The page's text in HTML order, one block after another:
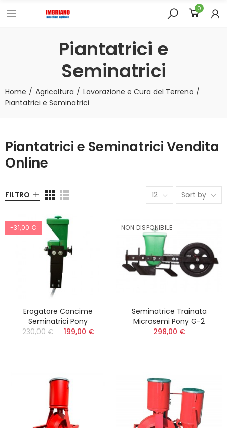
0
Piantatrici e
Seminatrici
Home Agricoltura
Lavorazione e Cura del Terreno
Piantatrici e Seminatrici
Piantatrici e Seminatrici Vendita
Online
FILTRO 12 Sort by
-31,00 €
Erogatore Concime
Seminatrici Pony
230,00 €
199,00 €
NON DISPONIBILE
Seminatrice Trainata
Microsemi Pony G-2
298,00 €